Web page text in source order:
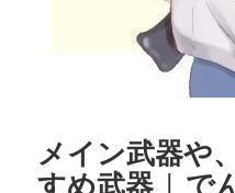
メイン武器や
すめ武器 | で